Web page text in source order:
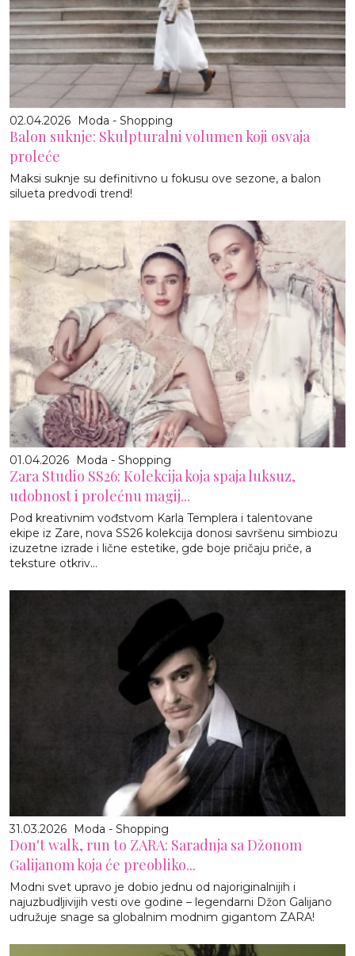
02.04.2026 Moda - Shopping
Balon suknje: Skulpturalni volumen koji osvaja
proleće
Maksi suknje su definitivno u fokusu ove sezone, a balon
silueta predvodi trend!
01.04.2026 Moda - Shopping
Zara Studio SS26: Kolekcija koja spaja luksuz,
udobnost i prolećnu magij...
Pod kreativnim vođstvom Karla Templera i talentovane
ekipe iz Zare, nova SS26 kolekcija donosi savršenu simbiozu
izuzetne izrade i lične estetike, gde boje pričaju priče, a
teksture otkriv...
31.03.2026 Moda - Shopping
Don't walk, run to ZARA: Saradnja sa Džonom
Galijanom koja će preobliko...
Modni svet upravo je dobio jednu od najoriginalnijih i
najuzbudljivijih vesti ove godine – legendarni Džon Galijano
udružuje snage sa globalnim modnim gigantom ZARA!